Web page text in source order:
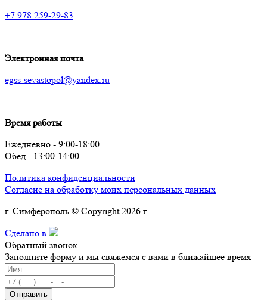
+7 978 259-29-83
Электронная почта
egss-sevastopol@yandex.ru
Время работы
Ежедневно - 9:00-18:00
Обед - 13:00-14:00
Политика конфиденциальности
Согласие на обработку моих персональных данных
г. Симферополь © Copyright 2026 г.
Сделано в
Обратный звонок
Заполните форму и мы свяжемся с вами в ближайшее время
Отправить